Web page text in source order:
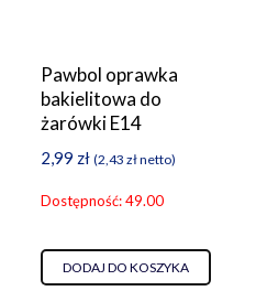
Pawbol oprawka
bakielitowa do
żarówki E14
2,99 zł (2,43złnetto)
Dostępność: 49.00
DODAJ DO KOSZYKA